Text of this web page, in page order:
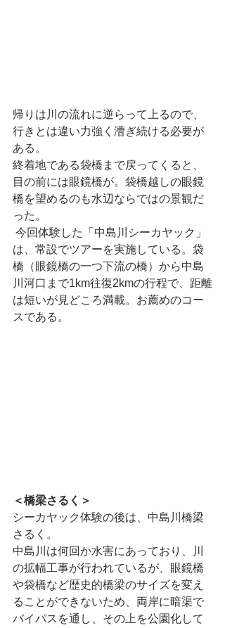
帰りは川の流れに逆らって上るので、
行きとは違い力強く漕ぎ続ける必要が
ある。
終着地である袋橋まで戻ってくると、
目の前には眼鏡橋が。袋橋越しの眼鏡
橋を望めるのも水辺ならではの景観だ
った。
は、常設でツアーを実施している。袋
橋（眼鏡橋の一つ下流の橋）から中島
川河口まで1km往復2kmの行程で、距離
は短いが見どころ満載。お薦めのコー
スである。
＜橋梁さるく＞
シーカヤック体験の後は、中島川橋梁
さるく。
中島川は何回か水害にあっており、川
の拡幅工事が行われているが、眼鏡橋
や袋橋など歴史的橋梁のサイズを変え
ることができないため、両岸に暗渠で
バイパスを通し、その上を公園化して